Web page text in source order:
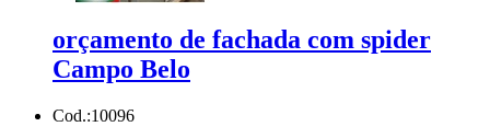
orçamento de fachada com spider
Campo Belo
Cod.:10096